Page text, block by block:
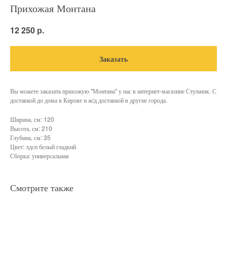
Прихожая Монтана
12 250 р.
Заказать
Вы можете заказать прихожую "Монтана" у нас в интернет-магазине Стульчик. С
доставкой до дома в Кирове и ж/д доставкой в другие города.
Ширина, см: 120
Высота, см: 210
Глубина, см: 35
Цвет: лдсп белый гладкий
Сборка: универсальная
Смотрите также